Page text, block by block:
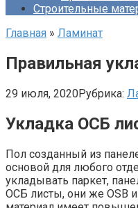
Строительные
Главная » Ламинат
Правильная
29 июля, 2020Рубрика:
Укладка ОСБ
Пол созданный из
основой для любого
укладывать паркет,
ОСБ листы, они же OSB